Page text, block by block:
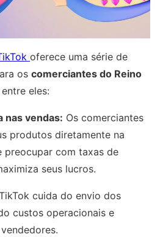
oferece uma série de
os comerciantes do Reino
eles:
nas vendas: Os comerciantes
produtos diretamente na
preocupar com taxas de
seus lucros.
cuida do envio dos
custos operacionais e